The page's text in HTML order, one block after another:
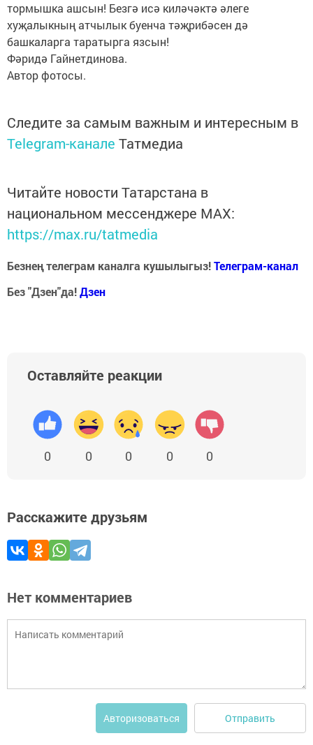
тормышка ашсын! Безгә исә киләчәктә әлеге
хуҗалыкның атчылык буенча тәҗрибәсен дә
башкаларга таратырга язсын!
Фәридә Гайнетдинова.
Автор фотосы.
Следите за самым важным и интересным в
Telegram-канале Татмедиа
Читайте новости Татарстана в
национальном мессенджере MАХ:
https://max.ru/tatmedia
Безнең телеграм каналга кушылыгыз!Телеграм-канал
Без "Дзен"да!Дзен
Оставляйте реакции
0 0 0 0 0
Расскажите друзьям
Нет комментариев
Авторизоваться Отправить